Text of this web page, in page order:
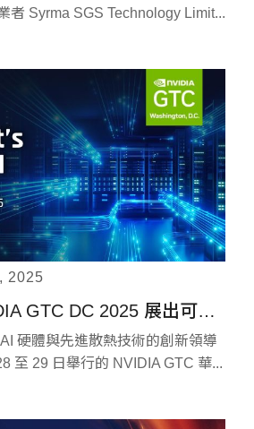
者 Syrma SGS Technology Limit...
2025
技鋼科技於 NVIDIA GTC DC 2025 展出可擴展的次世代 AI 與視覺化解決方案
硬體與先進散熱技術的創新領導
至 29 日舉行的 NVIDIA GTC 華...